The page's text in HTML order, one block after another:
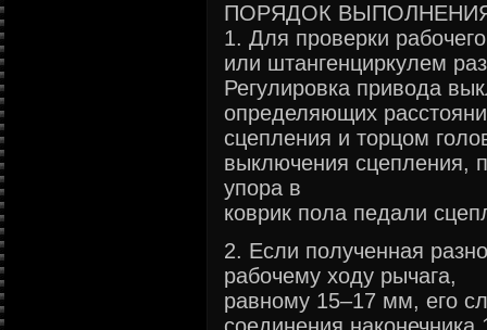
ПОРЯДОК
1. Для проверки
или штангенциркулем
Регулировка привода
определяющих
сцепления и торцом
выключения сцепления,
упора в
коврик пола педали
2. Если полученная
рабочему ходу рычага,
равному 15–17 мм, его